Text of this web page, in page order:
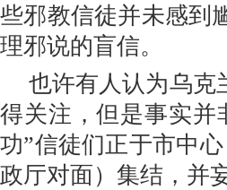
些邪教信徒并未感到
理邪说的盲信。
也许有人认为乌克
得关注，但是事实并
功”信徒们正于市中
政厅对面）集结，并